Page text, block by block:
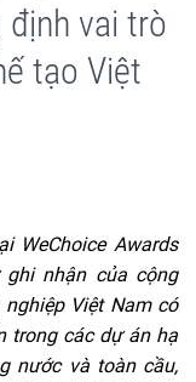
định vai trò
tạo Việt
WeChoice Awards
nhận của cộng
Việt Nam có
trong các dự án hạ
nước và toàn cầu,